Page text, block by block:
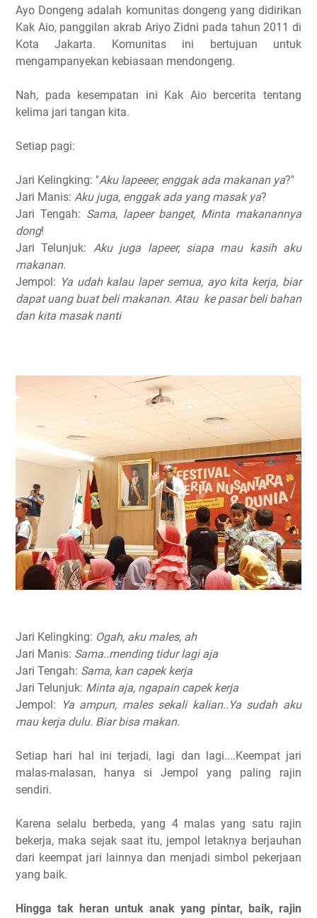
Ayo Dongeng adalah komunitas dongeng yang didirikan
Kak Aio, panggilan akrab Ariyo Zidni pada tahun 2011 di
Kota Jakarta. Komunitas ini bertujuan untuk
mengampanyekan kebiasaan mendongeng.
Nah, pada kesempatan ini Kak Aio bercerita tentang
kelima jari tangan kita.
Setiap pagi:
Jari Kelingking: "Aku lapeeer, enggak ada makanan ya?"
Jari Manis: Aku juga, enggak ada yang masak ya?
Jari Tengah: Sama, lapeer banget, Minta makanannya
dong!
Jari Telunjuk: Aku juga lapeer, siapa mau kasih aku
makanan.
Jempol: Ya udah kalau laper semua, ayo kita kerja, biar
dapat uang buat beli makanan. Atau ke pasar beli bahan
dan kita masak nanti
Jari Kelingking: Ogah, aku males, ah
Jari Manis: Sama..mending tidur lagi aja
Jari Tengah: Sama, kan capek kerja
Jari Telunjuk: Minta aja, ngapain capek kerja
Jempol:
Ya ampun, males sekali kalian..Ya sudah aku
mau kerja dulu. Biar bisa makan.
Setiap hari hal ini terjadi, lagi dan lagi....Keempat jari
malas-malasan, hanya si Jempol yang paling rajin
sendiri.
Karena selalu berbeda, yang 4 malas yang satu rajin
bekerja, maka sejak saat itu, jempol letaknya berjauhan
dari keempat jari lainnya dan menjadi simbol pekerjaan
yang baik.
Hingga tak heran untuk anak yang pintar, baik, rajin